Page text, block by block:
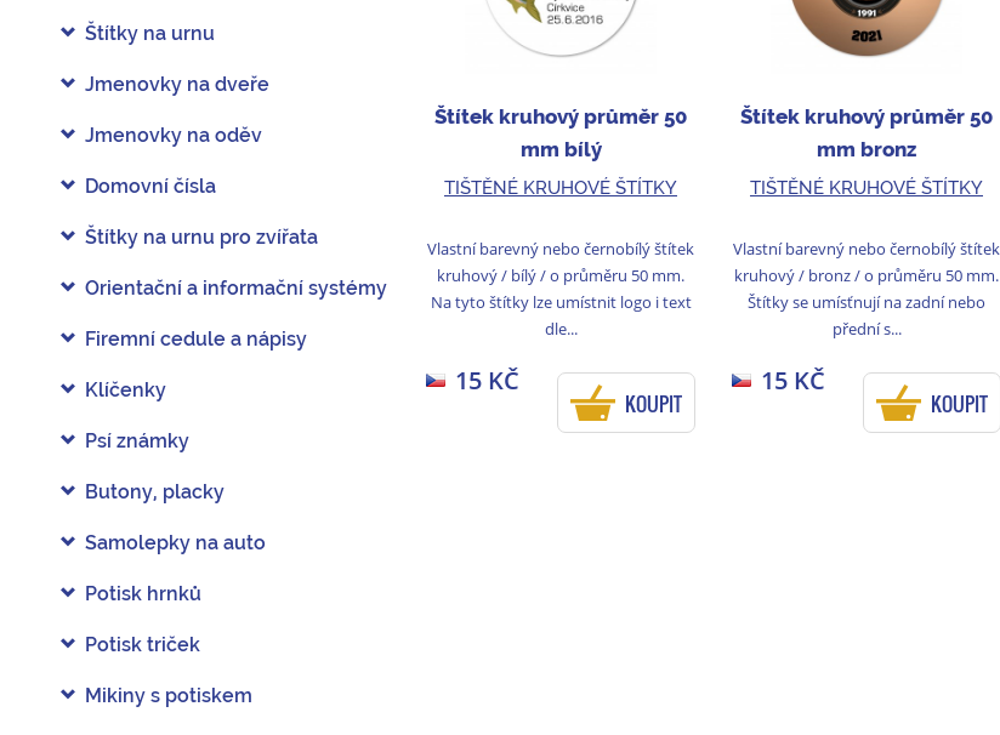
Štítky na urnu
Jmenovky na dveře
Jmenovky na oděv
Domovní čísla
Štítky na urnu pro zvířata
Orientační a informační systémy
Firemní cedule a nápisy
Klíčenky
Psí známky
Butony, placky
Samolepky na auto
Potisk hrnků
Potisk triček
Mikiny s potiskem
Štítek kruhový průměr 50
mm bílý
TIŠTĚNÉ KRUHOVÉ ŠTÍTKY
Vlastní barevný nebo černobílý štítek
kruhový / bílý / o průměru 50 mm.
Na tyto štítky lze umístnit logo i text
dle...
15 KČ
KOUPIT
Štítek kruhový průměr 50
mm bronz
TIŠTĚNÉ KRUHOVÉ ŠTÍTKY
Vlastní barevný nebo černobílý štítek
kruhový / bronz / o průměru 50 mm.
Štítky se umísťnují na zadní nebo
přední s...
15 KČ
KOUPIT